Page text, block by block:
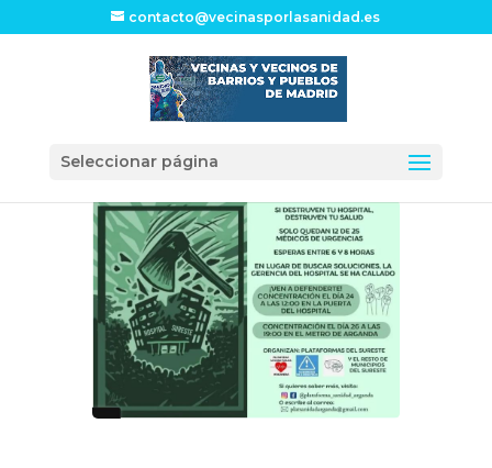
contacto@vecinasporlasanidad.es
Seleccionar página